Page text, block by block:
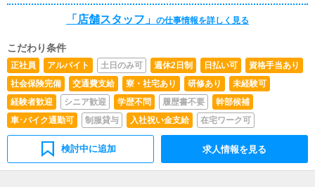
歓迎（AT限定もOK）
「店舗スタッフ」 の仕事情報を詳しく見る
こだわり条件
正社員 アルバイト 土日のみ可 週休2日制 日払い可
資格手当あり
社会保険完備
交通費支給 寮・社宅あり 研修あり
未経験可
経験者歓迎
シニア歓迎 学歴不問 履歴書不要
幹部候補
車･バイク通勤可
制服貸与 入社祝い金支給 在宅ワーク可
検討中に追加 求人情報を見る